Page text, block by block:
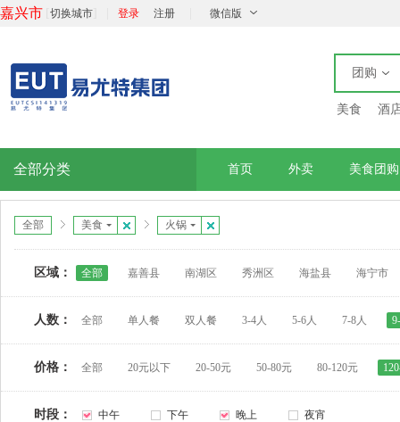
嘉兴市 切换城市 登录 注册 微信版
团购
美食 酒
全部分类 首页 外卖 美食团购
全部 美食 火锅
区域： 全部 嘉善县 南湖区 秀洲区 海盐县 海宁市
人数： 全部 单人餐 双人餐 3-4人 5-6人 7-8人
价格： 全部 20元以下 20-50元 50-80元 80-120元
时段： 中午 下午 晚上 夜宵